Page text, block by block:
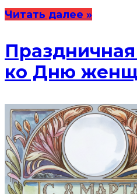
Читать далее »
ко Дню